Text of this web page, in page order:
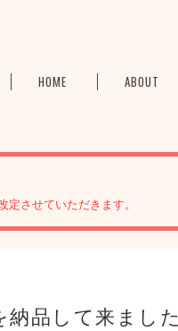
HOME ABOUT
させていただきます。
品して来ました